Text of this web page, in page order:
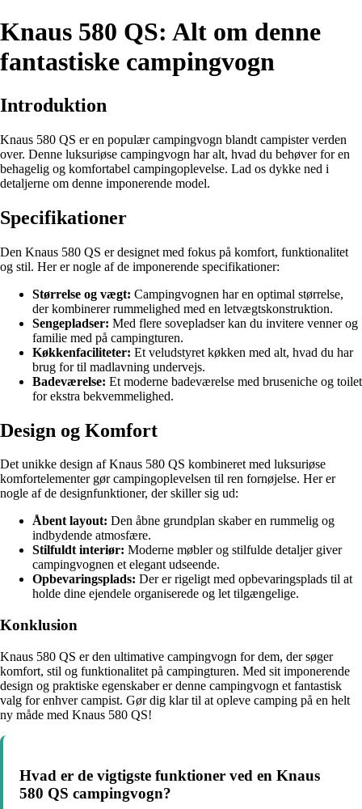
Knaus 580 QS: Alt om denne
fantastiske campingvogn
Introduktion
Knaus 580 QS er en populær campingvogn blandt campister verden
over. Denne luksuriøse campingvogn har alt, hvad du behøver for en
behagelig og komfortabel campingoplevelse. Lad os dykke ned i
detaljerne om denne imponerende model.
Specifikationer
Den Knaus 580 QS er designet med fokus på komfort, funktionalitet
og stil. Her er nogle af de imponerende specifikationer:
Størrelse og vægt: Campingvognen har en optimal størrelse,
der kombinerer rummelighed med en letvægtskonstruktion.
Sengepladser: Med flere sovepladser kan du invitere venner og
familie med på campingturen.
Køkkenfaciliteter: Et veludstyret køkken med alt, hvad du har
brug for til madlavning undervejs.
Badeværelse: Et moderne badeværelse med bruseniche og toilet
for ekstra bekvemmelighed.
Design og Komfort
Det unikke design af Knaus 580 QS kombineret med luksuriøse
komfortelementer gør campingoplevelsen til ren fornøjelse. Her er
nogle af de designfunktioner, der skiller sig ud:
Åbent layout: Den åbne grundplan skaber en rummelig og
indbydende atmosfære.
Stilfuldt interiør: Moderne møbler og stilfulde detaljer giver
campingvognen et elegant udseende.
Opbevaringsplads: Der er rigeligt med opbevaringsplads til at
holde dine ejendele organiserede og let tilgængelige.
Konklusion
Knaus 580 QS er den ultimative campingvogn for dem, der søger
komfort, stil og funktionalitet på campingturen. Med sit imponerende
design og praktiske egenskaber er denne campingvogn et fantastisk
valg for enhver campist. Gør dig klar til at opleve camping på en helt
ny måde med Knaus 580 QS!
Hvad er de vigtigste funktioner ved en Knaus
580 QS campingvogn?